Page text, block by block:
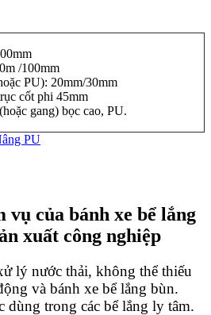
/100mm
PU): 20mm/30mm
cốt phi 45mm
gang) bọc cao, PU.
PU
vụ của bánh xe bể lắng
xuất công nghiệp
lý nước thải, không thể thiếu
và bánh xe bể lắng bùn.
trong các bể lắng ly tâm.